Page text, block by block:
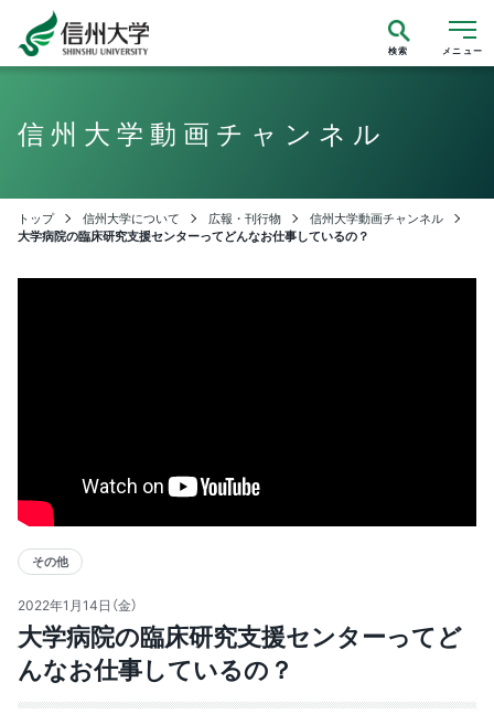
メニュー
検索
信州大学動画チャンネル
トップ 信州大学について 広報・刊行物
信州大学動画チャンネル
大学病院の臨床研究支援センターってどんなお仕事しているの？
その他
2022年1月14日（金）
大学病院の臨床研究支援センターってど
んなお仕事しているの？